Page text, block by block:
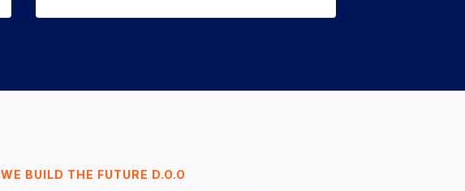
WE BUILD THE FUTURE D.O.O